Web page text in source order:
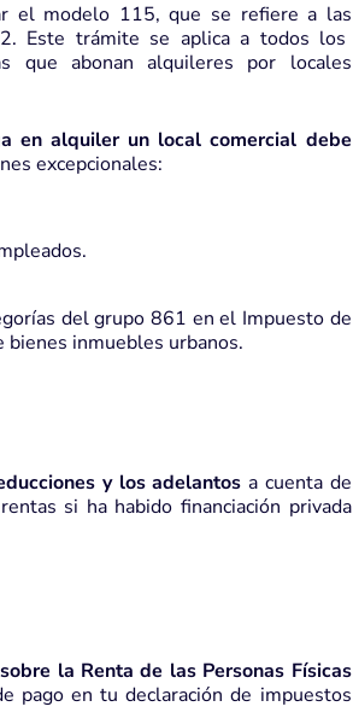
el modelo 115, que se refiere a las
Este trámite se aplica a todos los
que abonan alquileres por locales
en alquiler un local comercial debe
excepcionales:
del grupo 861 en el Impuesto de
bienes inmuebles urbanos.
y los adelantos a cuenta de
si ha habido financiación privada
la Renta de las Personas Físicas
pago en tu declaración de impuestos